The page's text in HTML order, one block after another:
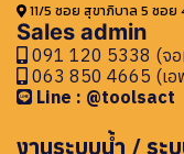
11/5 ซอย สุขาภิบาล 5 ซอย
Sales admin
091 120 5338 (จอ
063 850 4665 (เอ
Line : @toolsact
งานระบบน้ำ / ระ